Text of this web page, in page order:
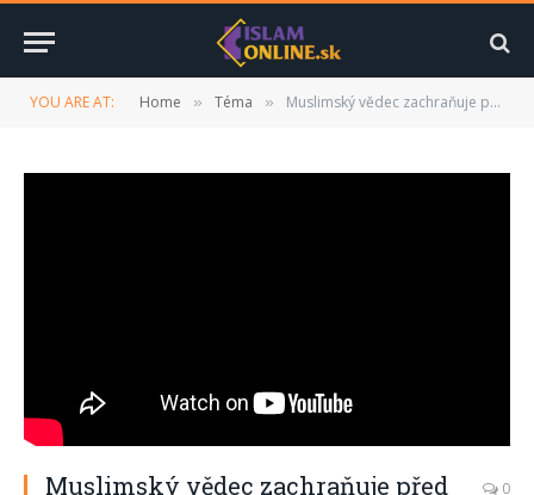
YOU ARE AT: Home » Téma » Muslimský vědec zachraňuje před smrtícími mikroby
Muslimský vědec zachraňuje před
0